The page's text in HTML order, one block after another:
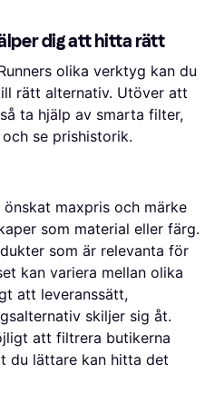
dig att hitta rätt
olika verktyg kan du
rätt alternativ. Utöver att
ta hjälp av smarta filter,
se prishistorik.
maxpris och märke
som material eller färg.
som är relevanta för
kan variera mellan olika
att leveranssätt,
skiljer sig åt.
att filtrera butikerna
du lättare kan hitta det